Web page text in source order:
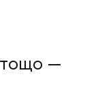
тощо —